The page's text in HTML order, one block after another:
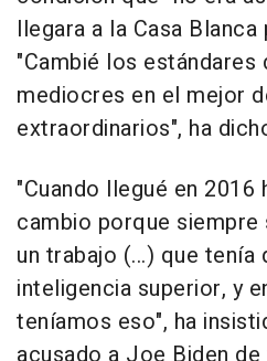
llegara a la Casa
"Cambié los estándares
mediocres en el mejor
extraordinarios", ha
"Cuando llegué en
cambio porque
un trabajo (...) que tenía
inteligencia superior, y
teníamos eso", ha